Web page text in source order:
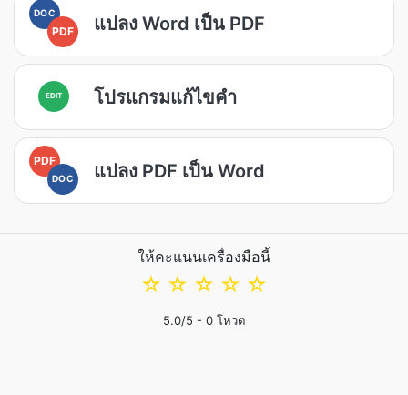
DOC
PDF แปลง Word เป็น PDF
EDIT โปรแกรมแก้ไขคำ
PDF
DOC แปลง PDF เป็น Word
ให้คะแนนเครื่องมือนี้
☆
☆
☆
☆
☆
5.0/5 - 0 โหวต